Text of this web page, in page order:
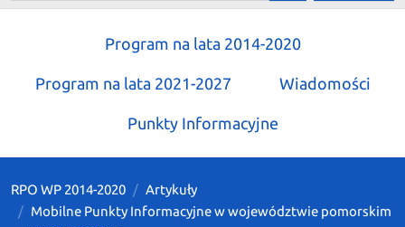
Program na lata 2014-2020
Program na lata 2021-2027 Wiadomości
Punkty Informacyjne
RPO WP 2014-2020
Artykuły
Mobilne Punkty Informacyjne w województwie pomorskim